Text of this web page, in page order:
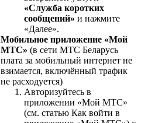
«Служба коротких
сообщений» и нажмите
«Далее».
Мобильное приложение «Мой
МТС» (в сети МТС Беларусь
плата за мобильный интернет не
взимается, включённый трафик
не расходуется)
Авторизуйтесь в
приложении «Мой МТС»
(см. статью Как войти в